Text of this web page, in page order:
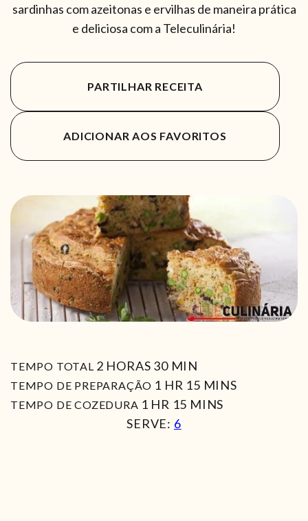
sardinhas com azeitonas e ervilhas de maneira prática
e deliciosa com a Teleculinária!
PARTILHAR RECEITA
ADICIONAR AOS FAVORITOS
TEMPO TOTAL 2HORAS
HORAS 30MIN
MIN
TEMPO DE PREPARAÇÃO 1 HORA
HR 15MIN
MINS
TEMPO DE COZEDURA 1 HORA
HR 15 MIN
MINS
SERVE: 6